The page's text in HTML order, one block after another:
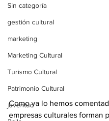
Sin categoría
gestión cultural
marketing
Marketing Cultural
Turismo Cultural
Patrimonio Cultural
juventud
Como ya lo hemos
empresas culturales forman